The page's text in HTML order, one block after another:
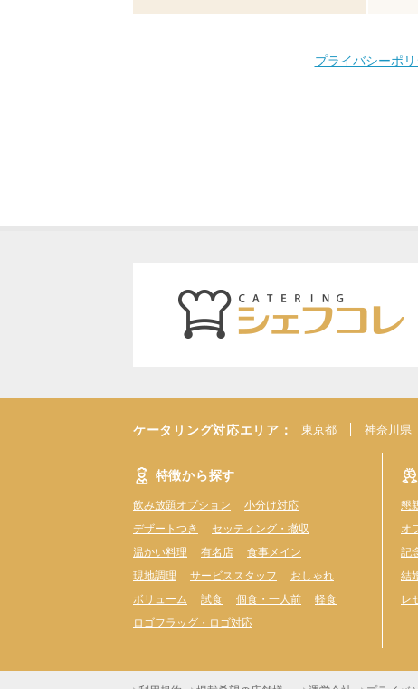
プライバシーポ
ケータリング対応エリア： 東京都 神奈川県
特徴から探す
飲み放題オプション
小分け対応
デザートつき
セッティング・撤収
温かい料理
有名店
食事メイン
現地調理
サービススタッフ
おしゃれ
ボリューム
試食 個食・一人前
軽食
ロゴフラッグ・ロゴ対応
懇
オ
記
結
レ